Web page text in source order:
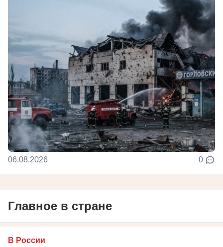
06.08.2026 0
Главное в стране
В России